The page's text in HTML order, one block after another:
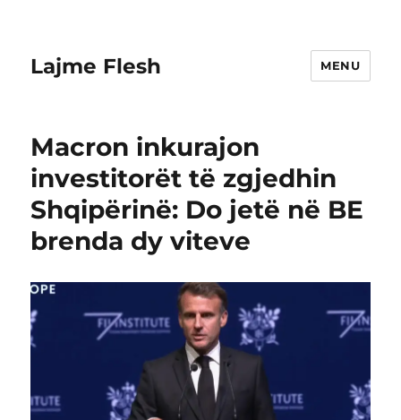
Lajme Flesh MENU
Macron inkurajon
investitorët të zgjedhin
Shqipërinë: Do jetë në BE
brenda dy viteve